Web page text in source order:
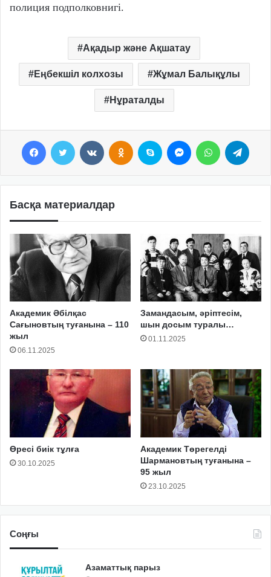
полиция подполковнигі.
Ақадыр және Ақшатау
Еңбекшіл колхозы Жұмал Балықұлы
Нұраталды
Басқа материалдар
Академик Әбілқас
Сағыновтың туғанына – 110
жыл
06.11.2025
Замандасым, әріптесім,
шын досым туралы…
01.11.2025
Өресі биік тұлға
30.10.2025
Академик Төрегелді
Шармановтың туғанына –
95 жыл
23.10.2025
Соңғы
Азаматтық парыз